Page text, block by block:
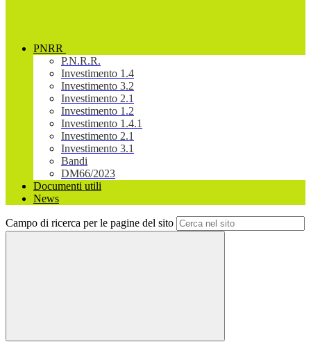
PNRR
P.N.R.R.
Investimento 1.4
Investimento 3.2
Investimento 2.1
Investimento 1.2
Investimento 1.4.1
Investimento 2.1
Investimento 3.1
Bandi
DM66/2023
Documenti utili
News
Campo di ricerca per le pagine del sito